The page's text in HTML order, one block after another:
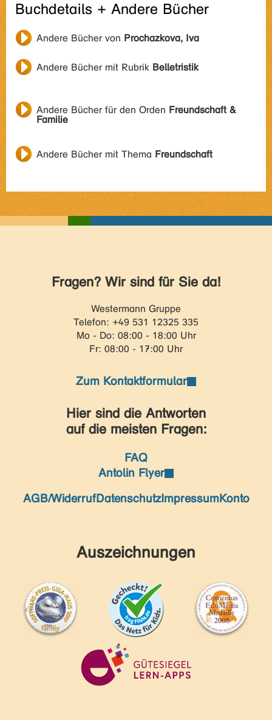
Buchdetails + Andere Bücher
Andere Bücher von Prochazkova, Iva
Andere Bücher mit Rubrik Belletristik
Andere Bücher für den Orden Freundschaft &
Familie
Andere Bücher mit Thema Freundschaft